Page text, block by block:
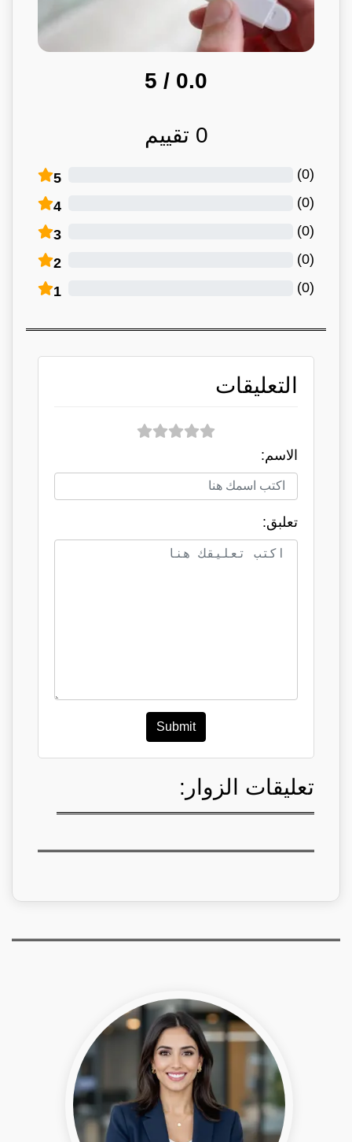
0.0
/ 5
0 تقييم
5 (
0
)
4 (
0
)
3 (
0
)
2 (
0
)
1 (
0
)
التعليقات
الاسم:
تعلبق:
Submit
تعليقات الزوار: